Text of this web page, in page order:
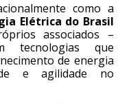
como a
Elétrica do Brasil
associados –
tecnologias que
de energia
e agilidade no